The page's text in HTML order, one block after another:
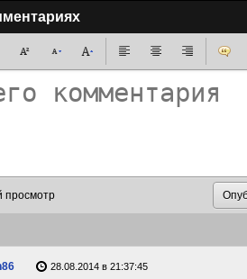
просмотр
28.08.2014 в 21:37:45